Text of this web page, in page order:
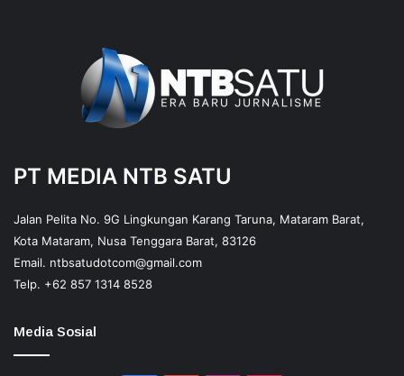
PT MEDIA NTB SATU
Jalan Pelita No. 9G Lingkungan Karang Taruna, Mataram Barat,
Kota Mataram, Nusa Tenggara Barat, 83126
Email. ntbsatudotcom@gmail.com
Telp. +62 857 1314 8528
Media Sosial